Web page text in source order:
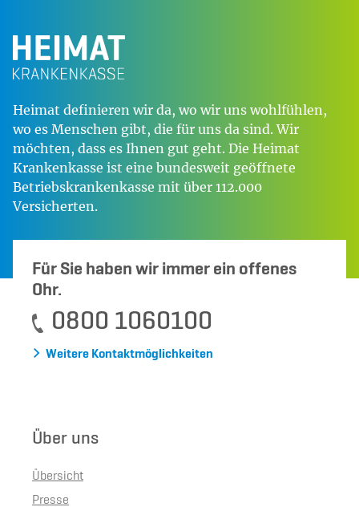
Heimat definieren wir da, wo wir uns wohlfühlen,
wo es Menschen gibt, die für uns da sind. Wir
möchten, dass es Ihnen gut geht. Die Heimat
Krankenkasse ist eine bundesweit geöffnete
Betriebskrankenkasse mit über 112.000
Versicherten.
Für Sie haben wir immer ein offenes
Ohr.
0800 1060100
Weitere Kontaktmöglichkeiten
Über uns
Übersicht
Presse